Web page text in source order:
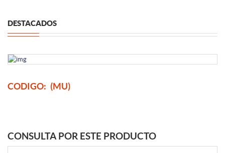
DESTACADOS
CODIGO: (MU)
CONSULTA POR ESTE PRODUCTO